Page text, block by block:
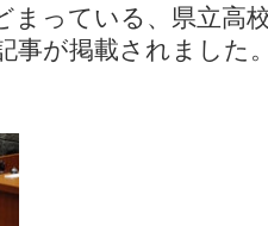
まっている、県立高
事が掲載されました